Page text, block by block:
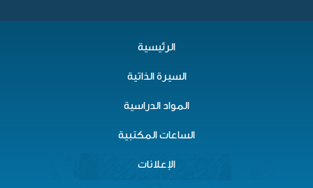
Lecture # 7,8,9 Buffers
الرئيسية
السيرة الذاتية
المواد الدراسية
الساعات المكتبية
الإعلانات